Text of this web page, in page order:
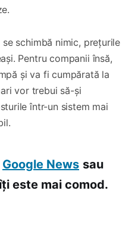
schimbă nimic, prețurile
Pentru companii însă,
și va fi cumpărată la
vor trebui să-și
într-un sistem mai
Google News sau
este mai comod.